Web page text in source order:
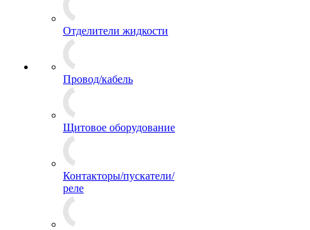
Отделители жидкости
Провод/кабель
Щитовое оборудование
Контакторы/пускатели/
реле